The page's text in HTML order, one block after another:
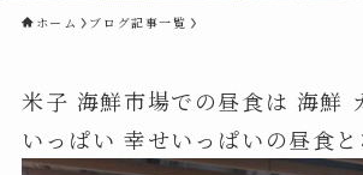
ホーム ブログ記事一覧
米子 海鮮市場での昼食は 海鮮
いっぱい 幸せいっぱいの昼食と